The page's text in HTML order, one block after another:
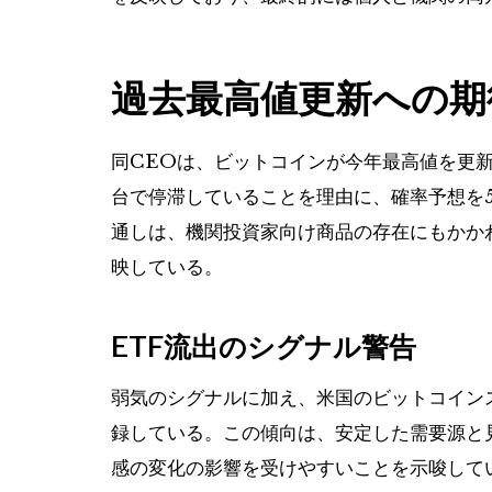
過去最高値更新への
同CEOは、ビットコインが今年最高値を更
台で停滞していることを理由に、確率予想
通しは、機関投資家向け商品の存在にもか
映している。
ETF流出のシグナル警告
弱気のシグナルに加え、米国のビットコイ
録している。この傾向は、安定した需要源
感の変化の影響を受けやすいことを示唆し